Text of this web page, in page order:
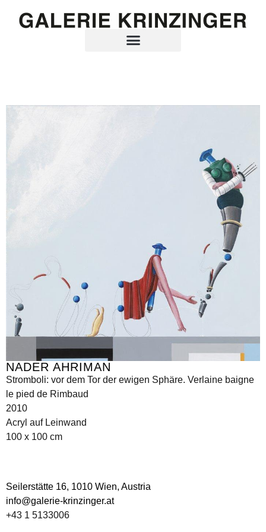
NADER AHRIMAN
Stromboli: vor dem Tor der ewigen Sphäre. Verlaine baigne
le pied de Rimbaud
2010
Acryl auf Leinwand
100 x 100 cm
Seilerstätte 16, 1010 Wien, Austria
info@galerie-krinzinger.at
+43 1 5133006